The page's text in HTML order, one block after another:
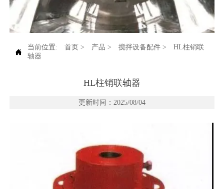

当前位置: 首页 > 产品 > 搅拌设备配件>
HL柱销联
轴器
HL柱销联轴器
更新时间：2025/08/04